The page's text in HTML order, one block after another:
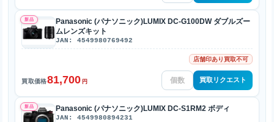
新品
Panasonic (パナソニック)LUMIX DC-G100DW ダブルズー
ムレンズキット
JAN: 4549980769492
店舗印あり買取不可
買取価格81,700 円 買取リクエスト
新品 Panasonic (パナソニック)LUMIX DC-S1RM2 ボディ
JAN: 4549980894231